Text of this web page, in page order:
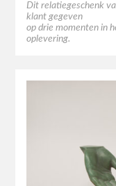
Dit relatiegeschenk
klant gegeven
op drie momenten in
oplevering.